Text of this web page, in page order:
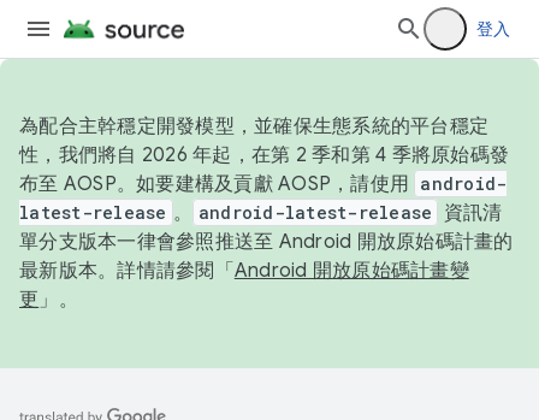
登入
為配合主幹穩定開發模型，並確保生態系統的平台穩定
性，我們將自 2026 年起，在第 2 季和第 4 季將原始碼發
布至 AOSP。如要建構及貢獻 AOSP，請使用 android-
latest-release 。 android-latest-release
資訊清
單分支版本一律會參照推送至 Android 開放原始碼計畫的
最新版本。詳情請參閱「 Android 開放原始碼計畫變
更 」。